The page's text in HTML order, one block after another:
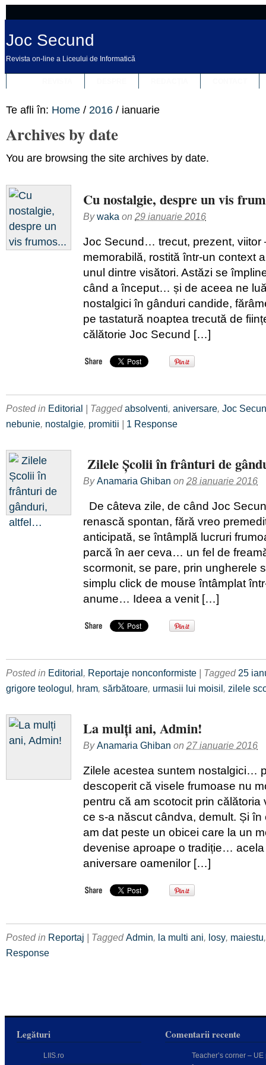
Joc Secund
Revista on-line a Liceului de Informatică
Te afli în: Home / 2016 / ianuarie
Archives by date
You are browsing the site archives by date.
Cu nostalgie, despre un vis
Bywaka on 29 ianuarie 2016
Joc Secund… trecut, prezent, viitor
memorabilă, rostită într-un context
unul dintre visători. Astăzi se
când a început… și de aceea ne
nostalgici în gânduri candide,
pe tastatură noaptea trecută de
călătorie Joc Secund […]
Posted in Editorial | Taggedabsolventi, aniversare, Joc
nebunie, nostalgie, promitii | 1 Response
Zilele Școlii în frânturi de
ByAnamaria Ghiban on 28 ianuarie 2016
De câteva zile, de când Joc
renască spontan, fără vreo
anticipată, se întâmplă lucruri
parcă în aer ceva… un fel de
scormonit, se pare, prin ungherele
simplu click de mouse întâmplat
anume… Ideea a venit […]
Posted in Editorial, Reportaje nonconformiste | Tagged 25
grigore teologul, hram, sărbătoare, urmasii lui moisil, zilele
La mulți ani, Admin!
ByAnamaria Ghiban on 27 ianuarie 2016
Zilele acestea suntem nostalgici…
descoperit că visele frumoase nu
pentru că am scotocit prin călătoria
ce s-a născut cândva, demult. Și în
am dat peste un obicei care la un
devenise aproape o tradiție…
aniversare oamenilor […]
Posted in Reportaj | TaggedAdmin, la multi ani, losy, maiestu
Response
Legături
LIIS.ro
Comentarii recente
Teacher’s corner – UE